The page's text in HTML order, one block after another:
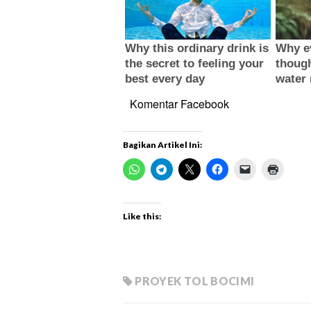
Komentar Facebook
Bagikan Artikel Ini:
Like this:
PROYEK TOL BOCIMI